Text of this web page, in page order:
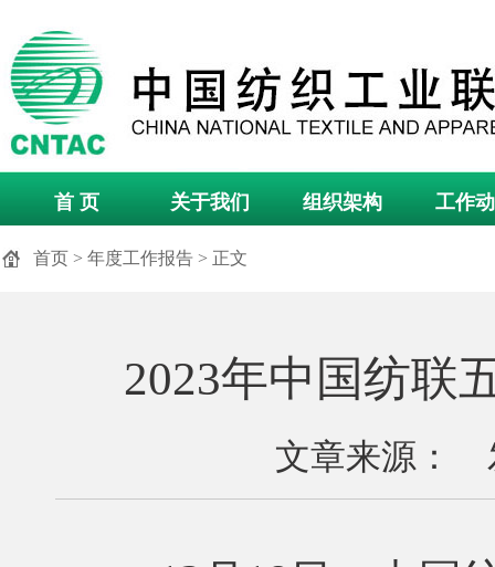
首 页 关于我们 组织架构 工作
首页 > 年度工作报告 > 正文
2023年中国纺联
文章来源：